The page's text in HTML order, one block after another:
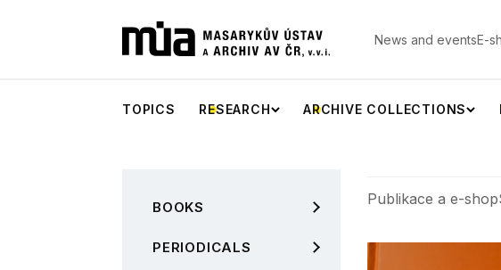
News and eventsE-
TOPICS RESEARCH ARCHIVE COLLECTIONS
BOOKS
PERIODICALS
Publikace a e-shop